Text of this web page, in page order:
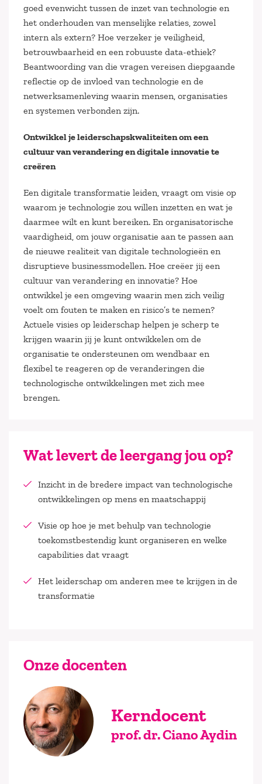
goed evenwicht tussen de inzet van technologie en
het onderhouden van menselijke relaties, zowel
intern als extern? Hoe verzeker je veiligheid,
betrouwbaarheid en een robuuste data-ethiek?
Beantwoording van die vragen vereisen diepgaande
reflectie op de invloed van technologie en de
netwerksamenleving waarin mensen, organisaties
en systemen verbonden zijn.
Ontwikkel je leiderschapskwaliteiten om een
cultuur van verandering en digitale innovatie te
creëren
Een digitale transformatie leiden, vraagt om visie op
waarom je technologie zou willen inzetten en wat je
daarmee wilt en kunt bereiken. En organisatorische
vaardigheid, om jouw organisatie aan te passen aan
de nieuwe realiteit van digitale technologieën en
disruptieve businessmodellen. Hoe creëer jij een
cultuur van verandering en innovatie? Hoe
ontwikkel je een omgeving waarin men zich veilig
voelt om fouten te maken en risico’s te nemen?
Actuele visies op leiderschap helpen je scherp te
krijgen waarin jij je kunt ontwikkelen om de
organisatie te ondersteunen om wendbaar en
flexibel te reageren op de veranderingen die
technologische ontwikkelingen met zich mee
brengen.
Wat levert de leergang jou op?
Inzicht in de bredere impact van technologische
ontwikkelingen op mens en maatschappij
Visie op hoe je met behulp van technologie
toekomstbestendig kunt organiseren en welke
capabilities dat vraagt
Het leiderschap om anderen mee te krijgen in de
transformatie
Onze docenten
Kerndocent
prof. dr. Ciano Aydin